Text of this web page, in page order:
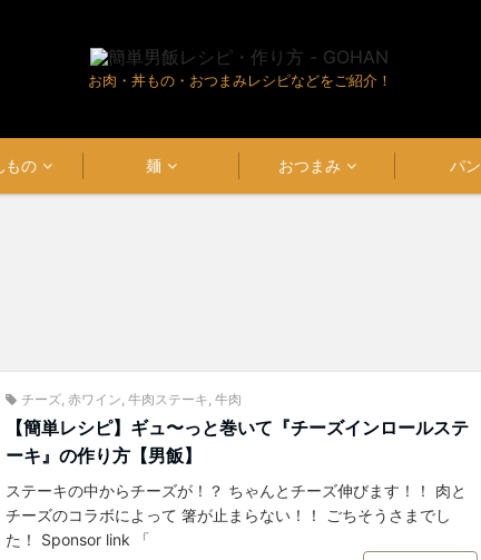
お肉・丼もの・おつまみレシピなどをご紹介！
もの 麺 おつまみ パン
チーズ, 赤ワイン, 牛肉ステーキ, 牛肉
【簡単レシピ】ギュ〜っと巻いて『チーズインロールステ
ーキ』の作り方【男飯】
ステーキの中からチーズが！？ ちゃんとチーズ伸びます！！ 肉と
チーズのコラボによって 箸が止まらない！！ ごちそうさまでし
た！ Sponsor link 「